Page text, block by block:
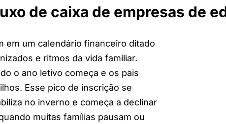
de caixa de empresas de
em um calendário financeiro ditado
e ritmos da vida familiar.
o ano letivo começa e os pais
Esse pico de inscrição se
no inverno e começa a declinar
muitas famílias pausam ou